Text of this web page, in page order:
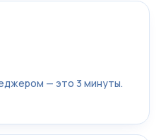
— это 3 минуты.